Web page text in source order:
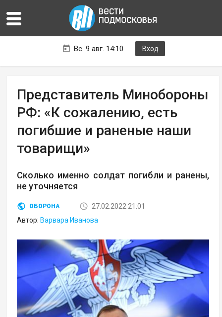
Вс. 9 авг. 14:10 Вход
Представитель Минобороны
РФ: «К сожалению, есть
погибшие и раненые наши
товарищи»
Сколько именно солдат погибли и ранены,
не уточняется
ОБОРОНА
27.02.2022 21:01
Автор: Варвара Иванова